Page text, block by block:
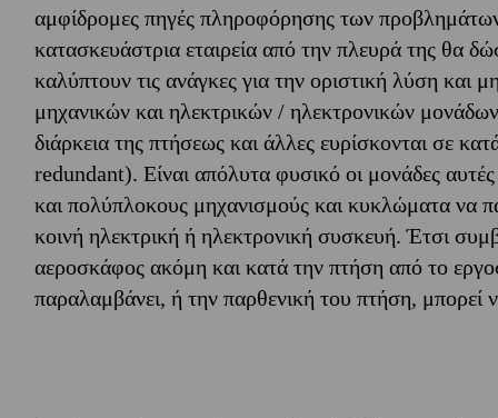
αμφίδρομες πηγές πληροφόρησης των
κατασκευάστρια εταιρεία από την πλευρά της θα
καλύπτουν τις ανάγκες για την οριστική λύση
μηχανικών και ηλεκτρικών / ηλεκτρονικών
διάρκεια της πτήσεως και άλλες ευρίσκονται σε
redundant). Είναι απόλυτα φυσικό οι μονάδες
και πολύπλοκους μηχανισμούς και κυκλώματα να
κοινή ηλεκτρική ή ηλεκτρονική συσκευή. Έτσι
αεροσκάφος ακόμη και κατά την πτήση από το
παραλαμβάνει, ή την παρθενική του πτήση, μπορεί